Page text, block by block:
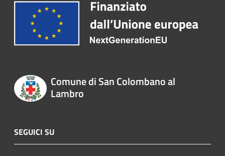
Comune di San Colombano al
Lambro
SEGUICI SU